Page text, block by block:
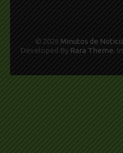
© 2026 Minutos de
Developed By Rara Theme.